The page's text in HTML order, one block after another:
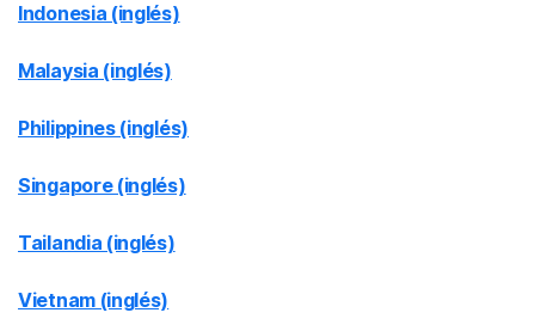
Indonesia (inglés)
Malaysia (inglés)
Philippines (inglés)
Singapore (inglés)
Tailandia (inglés)
Vietnam (inglés)